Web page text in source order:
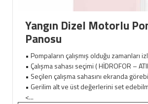
Yangın Dizel Motorlu
Panosu
• Pompaların çalışmış olduğu zamanları
• Çalışma sahası seçimi ( HİDROFOR –
• Seçilen çalışma sahasını ekranda
• Gerilim alt ve üst değerlerini set
<...